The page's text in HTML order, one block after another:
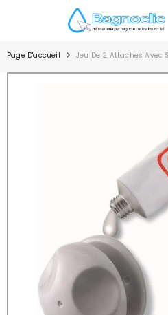
IGNORER ET PASSER AU CONTENU
Page D'accueil Jeu De 2 Attaches Avec